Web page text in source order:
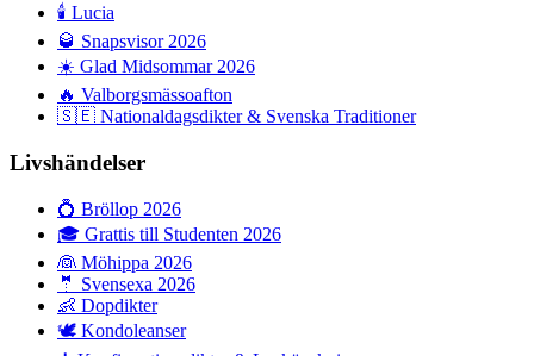
🕯️ Lucia
🥃 Snapsvisor 2026
☀️ Glad Midsommar 2026
🔥 Valborgsmässoafton
🇸🇪 Nationaldagsdikter & Svenska Traditioner
Livshändelser
💍 Bröllop 2026
🎓 Grattis till Studenten 2026
👰 Möhippa 2026
🤵 Svensexa 2026
👶 Dopdikter
🕊️ Kondoleanser